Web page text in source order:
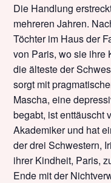
Die Handlung
mehreren Jahren.
Töchter im Haus der
von Paris, wo sie ihre
die älteste der
sorgt mit
Mascha, eine
begabt, ist enttäuscht
Akademiker und hat
der drei Schwestern,
ihrer Kindheit, Paris,
Ende mit der